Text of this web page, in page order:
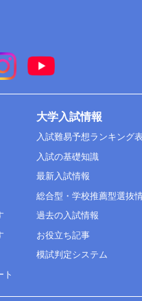
ト
大学入試情報
入試難易予想ランキング
入試の基礎知識
最新入試情報
総合型・学校推薦型選抜
過去の入試情報
お役立ち記事
模試判定システム